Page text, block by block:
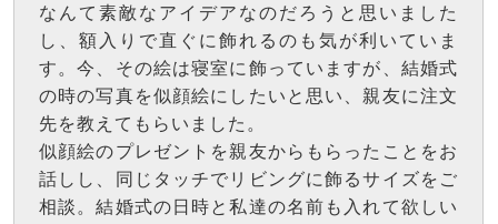
なんて素敵なアイデアなのだろうと思いました
し、額入りで直ぐに飾れるのも気が利いていま
す。今、その絵は寝室に飾っていますが、結婚式
の時の写真を似顔絵にしたいと思い、親友に注文
先を教えてもらいました。
似顔絵のプレゼントを親友からもらったことをお
話しし、同じタッチでリビングに飾るサイズをご
相談。結婚式の日時と私達の名前も入れて欲しい